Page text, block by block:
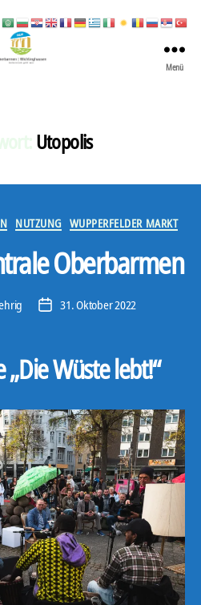
Stadt
Menü
Utopolis
Kategorien
NUTZUNG WUPPERFELDER MARKT
Oberbarmen
Veröffentlichungsdatum
31. Oktober 2022
„Die Wüste lebt!“